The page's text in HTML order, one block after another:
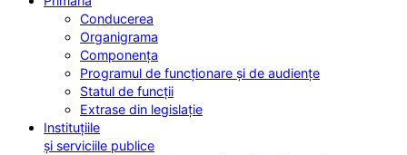
Conducerea
Organigrama
Componența
Programul de funcționare și de audiențe
Statul de funcții
Extrase din legislație
Instituțiile
și serviciile publice